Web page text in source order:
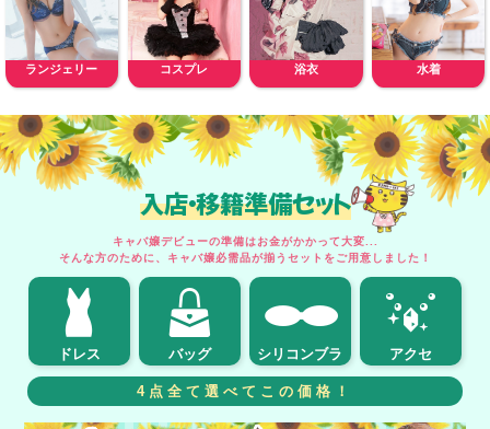
ランジェリー コスプレ 浴衣 水着
入店・移籍準備セット
キャバ嬢デビューの準備はお金がかかって大変...
そんな方のために、キャバ嬢必需品が揃うセットをご用意しました！
ドレス バッグ シリコンブラ アクセ
4点全て選べてこの価格！